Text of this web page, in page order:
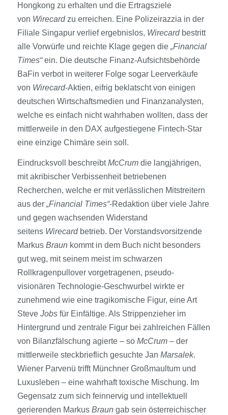
Hongkong zu erhalten und die Ertragsziele
von Wirecardzu erreichen. Eine Polizeirazzia in der
Filiale Singapur verlief ergebnislos, Wirecardbestritt
alle Vorwürfe und reichte Klage gegen die „Financial
Times“ein. Die deutsche Finanz-Aufsichtsbehörde
BaFin verbot in weiterer Folge sogar Leerverkäufe
von Wirecard-Aktien, eifrig beklatscht von einigen
deutschen Wirtschaftsmedien und Finanzanalysten,
welche es einfach nicht wahrhaben wollten, dass der
mittlerweile in den DAX aufgestiegene Fintech-Star
eine einzige Chimäre sein soll.
Eindrucksvoll beschreibtMcCrumdie langjährigen,
mit akribischer Verbissenheit betriebenen
Recherchen, welche er mit verlässlichen Mitstreitern
aus der „Financial Times“-Redaktion über viele Jahre
und gegen wachsenden Widerstand
seitens Wirecardbetrieb. Der Vorstandsvorsitzende
Markus Braunkommt in dem Buch nicht besonders
gut weg, mit seinem meist im schwarzen
Rollkragenpullover vorgetragenen, pseudo-
visionären Technologie-Geschwurbel wirkte er
zunehmend wie eine tragikomische Figur, eine Art
Steve Jobsfür Einfältige. Als Strippenzieher im
Hintergrund und zentrale Figur bei zahlreichen Fällen
von Bilanzfälschung agierte – so McCrum– der
mittlerweile steckbrieflich gesuchte Jan Marsalek.
Wiener Parvenü trifft Münchner Großmaultum und
Luxusleben – eine wahrhaft toxische Mischung. Im
Gegensatz zum sich feinnervig und intellektuell
gerierenden Markus Braungab sein österreichischer